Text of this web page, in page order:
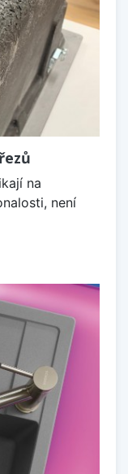
na
není